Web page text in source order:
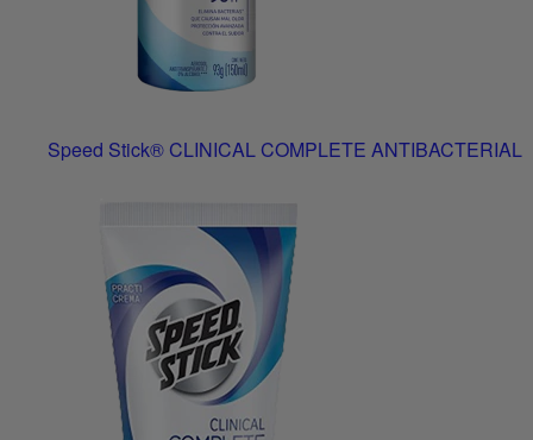
Speed Stick® CLINICAL COMPLETE ANTIBACTERIAL